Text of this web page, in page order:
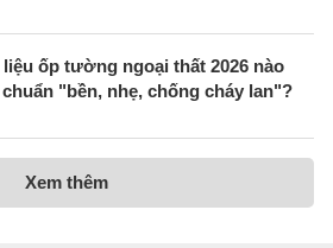
liệu ốp tường ngoại thất 2026 nào
"bền, nhẹ, chống cháy lan"?
Xem thêm